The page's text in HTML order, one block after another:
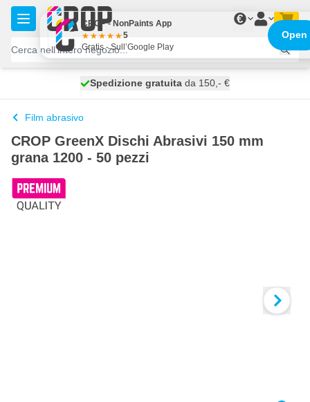
Salta al contenuto
€
spedito domani
Spedizione gratuita da 150,- €
100 giorni
Film abrasivo
CROP GreenX Dischi Abrasivi 150 mm
grana 1200 - 50 pezzi
CROP - NonPaints App
5
Gratis - Sull’Google Play
Open